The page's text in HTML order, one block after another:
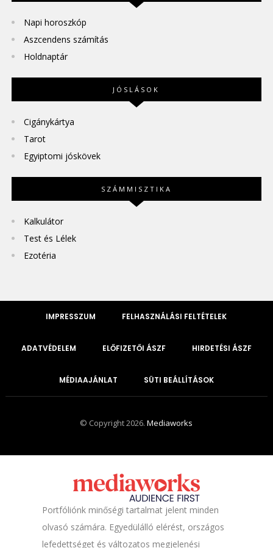
Napi horoszkóp
Aszcendens számítás
Holdnaptár
JÓSLÁSOK
Cigánykártya
Tarot
Egyiptomi jóskövek
SZÁMMISZTIKA
Kalkulátor
Test és Lélek
Ezotéria
IMPRESSZUM FELHASZNÁLÁSI FELTÉTELEK
ADATVÉDELEM ELŐFIZETŐI ÁSZF HIRDETÉSI ÁSZF
MÉDIAAJÁNLAT SÜTI BEÁLLÍTÁSOK
© Copyright 2026.Mediaworks
Portfóliónk minőségi tartalmat jelent minden
olvasó számára. Egyedülálló elérést, országos
lefedettséget és változatos megjelenési